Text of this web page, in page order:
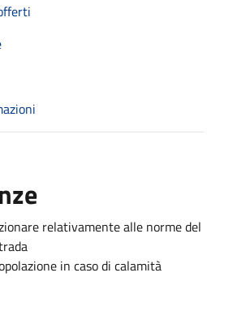
relativamente alle norme del
in caso di calamità